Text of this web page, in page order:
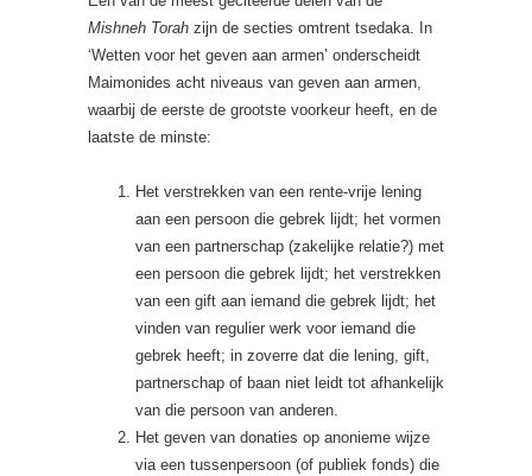
Mishneh Torah zijn de secties omtrent tsedaka. In
‘Wetten voor het geven aan armen’ onderscheidt
Maimonides acht niveaus van geven aan armen,
waarbij de eerste de grootste voorkeur heeft, en de
laatste de minste:
Het verstrekken van een rente-vrije lening
aan een persoon die gebrek lijdt; het vormen
van een partnerschap (zakelijke relatie?) met
een persoon die gebrek lijdt; het verstrekken
van een gift aan iemand die gebrek lijdt; het
vinden van regulier werk voor iemand die
gebrek heeft; in zoverre dat die lening, gift,
partnerschap of baan niet leidt tot afhankelijk
van die persoon van anderen.
Het geven van donaties op anonieme wijze
via een tussenpersoon (of publiek fonds) die